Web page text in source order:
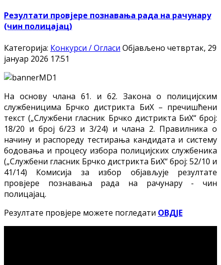
Резултати провјере познавања рада на рачунару
(чин полицајац)
Категорија: Конкурси / Огласи Објављено четвртак, 29
јануар 2026 17:51
На основу члана 61. и 62. Закона о полицијским
службеницима Брчко дистрикта БиХ – пречишћени
текст („Службени гласник Брчко дистрикта БиХ“ број:
18/20 и број 6/23 и 3/24) и члана 2. Правилника о
начину и распореду тестирања кандидата и систему
бодовања и процесу избора полицијских службеника
(„Службени гласник Брчко дистрикта БиХ“ број: 52/10 и
41/14) Комисија за избор објављује резултате
провјере познавања рада на рачунару - чин
полицајац.
Резултате провјере можете погледати ОВДЈЕ